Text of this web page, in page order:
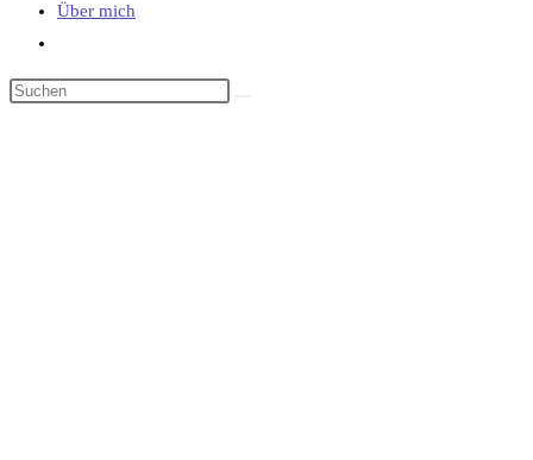
Über mich
umschalten